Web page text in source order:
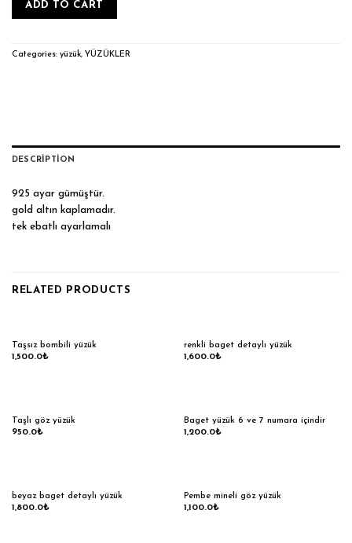
ADD TO CART
Categories: yüzük, YÜZÜKLER
DESCRIPTION
925 ayar gümüştür.
gold altın kaplamadır.
tek ebatlı ayarlamalı
RELATED PRODUCTS
Taşsız bombili yüzük
1,500.0₺
renkli baget detaylı yüzük
1,600.0₺
Taşlı göz yüzük
950.0₺
Baget yüzük 6 ve 7 numara içindir
1,200.0₺
beyaz baget detaylı yüzük
1,800.0₺
Pembe mineli göz yüzük
1,100.0₺